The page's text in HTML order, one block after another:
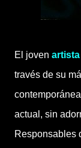
El joven
través de su
actual, sin
Responsables